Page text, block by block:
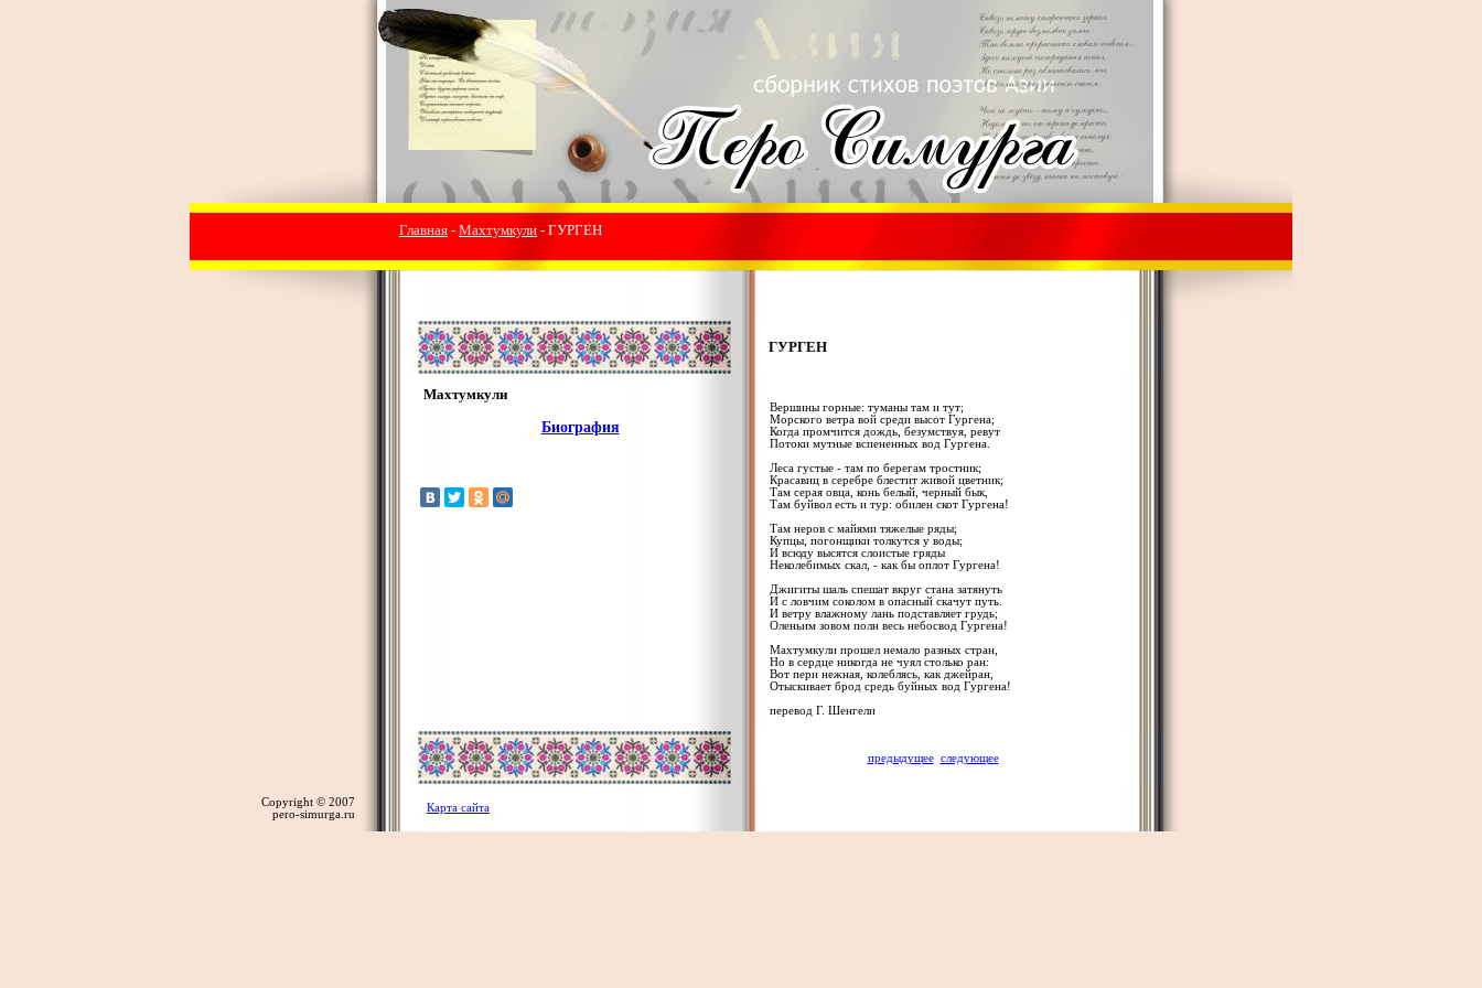
Главная - Махтумкули - ГУРГЕН
ГУРГЕН
Махтумкули
Биография
Вершины горные: туманы там и тут;
Морского ветра вой среди высот Гургена;
Когда промчится дождь, безумствуя, ревут
Потоки мутные вспененных вод Гургена.
Леса густые - там по берегам тростник;
Красавиц в серебре блестит живой цветник;
Там серая овца, конь белый, черный бык,
Там буйвол есть и тур: обилен скот Гургена!
Там неров с майями тяжелые ряды;
Купцы, погонщики толкутся у воды;
И всюду высятся слоистые гряды
Неколебимых скал, - как бы оплот Гургена!
Джигиты шаль спешат вкруг стана затянуть
И с ловчим соколом в опасный скачут путь.
И ветру влажному лань подставляет грудь;
Оленьим зовом полн весь небосвод Гургена!
Махтумкули прошел немало разных стран,
Но в сердце никогда не чуял столько ран:
Вот пери нежная, колеблясь, как джейран,
Отыскивает брод средь буйных вод Гургена!
перевод Г. Шенгели
предыдущее следующее
Copyright © 2007
pero-simurga.ru
Карта сайта